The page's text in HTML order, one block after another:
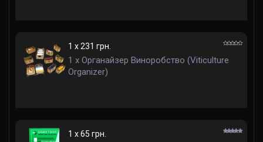
1 x 231 грн.
1 x Органайзер Виноробство (Viticulture
Organizer)
1 x 65 грн.